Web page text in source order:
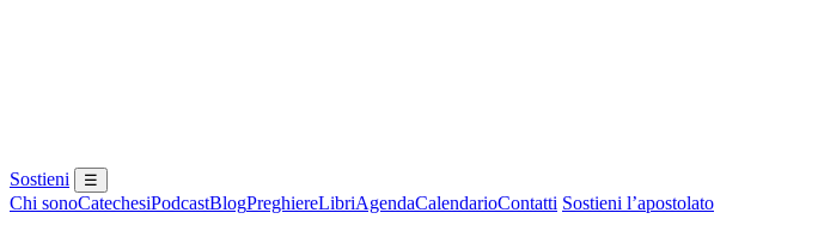
Sostieni ☰
Chi sonoCatechesiPodcastBlogPreghiereLibriAgendaCalendarioContatti Sostieni l’apostolato